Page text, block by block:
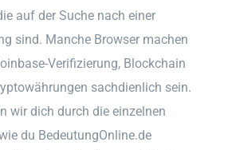
auf der Suche nach einer
sind. Manche Browser machen
Verifizierung, Blockchain
sachdienlich sein.
wir dich durch die einzelnen
du BedeutungOnline.de